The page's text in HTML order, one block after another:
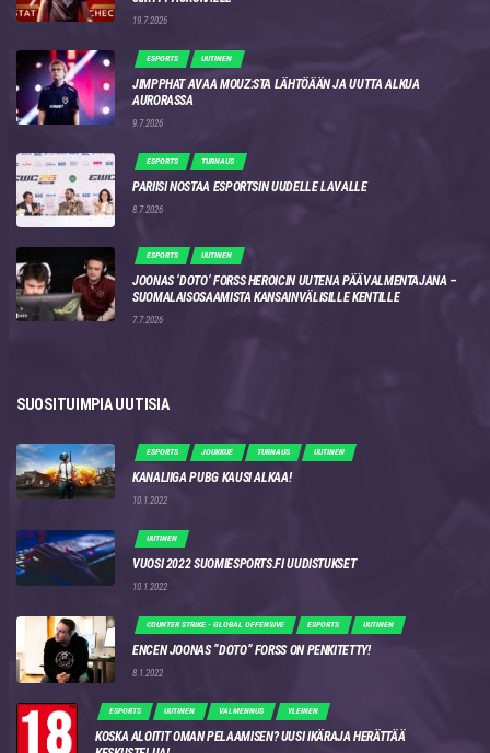
19.7.2026
ESPORTS UUTINEN
JIMPPHAT AVAA MOUZ:STA LÄHTÖÄÄN JA UUTTA ALKUA
AURORASSA
9.7.2026
ESPORTS TURNAUS
PARIISI NOSTAA ESPORTSIN UUDELLE LAVALLE
8.7.2026
ESPORTS UUTINEN
JOONAS ‘DOTO’ FORSS HEROICIN UUTENA PÄÄVALMENTAJANA –
SUOMALAISOSAAMISTA KANSAINVÄLISILLE KENTILLE
7.7.2026
SUOSITUIMPIA UUTISIA
ESPORTS JOUKKUE TURNAUS UUTINEN
KANALIIGA PUBG KAUSI ALKAA!
10.1.2022
UUTINEN
VUOSI 2022 SUOMIESPORTS.FI UUDISTUKSET
10.1.2022
COUNTER STRIKE - GLOBAL OFFENSIVE ESPORTS UUTINEN
ENCEN JOONAS “DOTO” FORSS ON PENKITETTY!
8.1.2022
ESPORTS UUTINEN VALMENNUS YLEINEN
KOSKA ALOITIT OMAN PELAAMISEN? UUSI IKÄRAJA HERÄTTÄÄ